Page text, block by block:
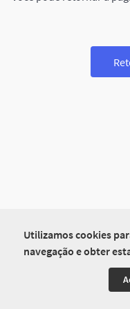
Utilizamos cookies
navegação e obter